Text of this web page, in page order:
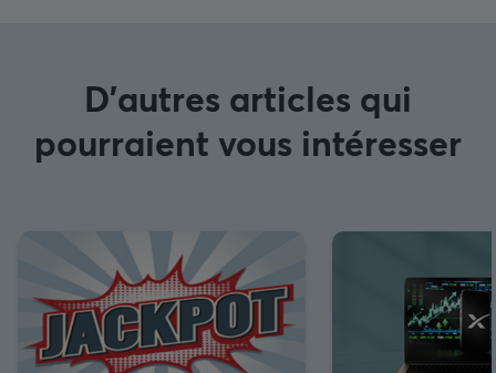
D'autres articles qui
pourraient vous intéresser